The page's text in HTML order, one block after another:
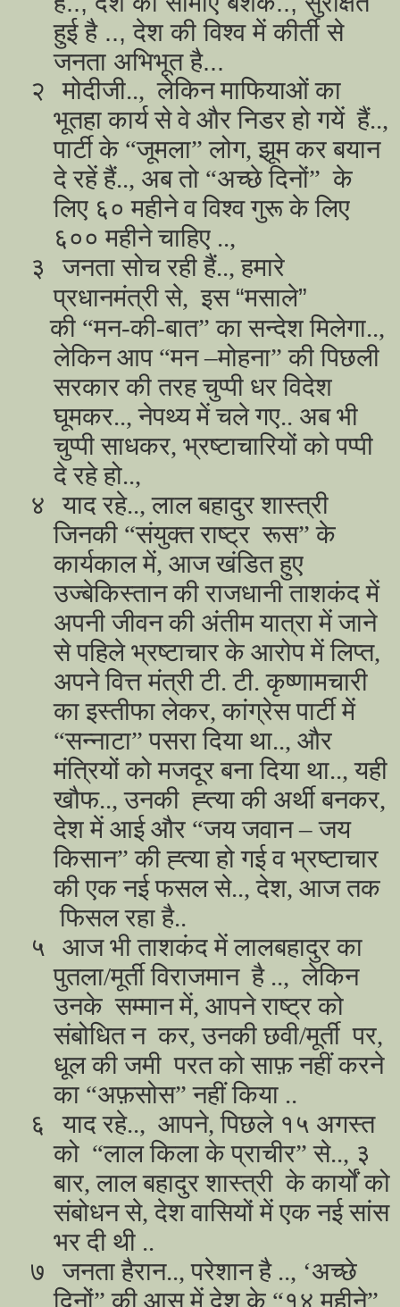
हुई है .., देश की विश्व में कीर्ती से
जनता अभिभूत है...
२ मोदीजी.., लेकिन माफियाओं का
भूतहा कार्य से वे और निडर हो गयें हैं..,
पार्टी के “जूमला” लोग, झूम कर बयान
दे रहें हैं.., अब तो “अच्छे दिनों” के
लिए ६० महीने व विश्व गुरू के लिए
६०० महीने चाहिए ..,
३
जनता सोच रही हैं.., हमारे
प्रधानमंत्री से, इस “मसाले”
की “मन-की-बात” का सन्देश मिलेगा..,
लेकिन आप “मन –मोहना” की पिछली
सरकार की तरह चुप्पी धर विदेश
घूमकर.., नेपथ्य में चले गए.. अब भी
चुप्पी साधकर, भ्रष्टाचारियों को पप्पी
दे रहे हो..,
४
याद रहे.., लाल बहादुर शास्त्री
जिनकी “संयुक्त राष्ट्र रूस” के
कार्यकाल में, आज खंडित हुए
उज्बेकिस्तान की राजधानी ताशकंद में
अपनी जीवन की अंतीम यात्रा में जाने
से पहिले भ्रष्टाचार के आरोप में लिप्त,
अपने वित्त मंत्री टी. टी. कृष्णामचारी
का इस्तीफा लेकर, कांग्रेस पार्टी में
“सन्नाटा” पसरा दिया था.., और
मंत्रियों को मजदूर बना दिया था.., यही
खौफ.., उनकी ह्त्या की अर्थी बनकर,
देश में आई और “जय जवान – जय
किसान” की ह्त्या हो गई व भ्रष्टाचार
की एक नई फसल से.., देश, आज तक
फिसल रहा है..
५
आज भी ताशकंद में लालबहादुर का
पुतला/मूर्ती विराजमान है .., लेकिन
उनके सम्मान में, आपने राष्ट्र को
संबोधित न कर, उनकी छवी/मूर्ती पर,
धूल की जमी परत को साफ़ नहीं करने
का “अफ़सोस” नहीं किया ..
६
याद रहे.., आपने, पिछले १५ अगस्त
को “लाल किला के प्राचीर” से.., ३
बार, लाल बहादुर शास्त्री के कार्यों को
संबोधन से, देश वासियों में एक नई सांस
भर दी थी ..
७
जनता हैरान.., परेशान है .., ‘अच्छे
दिनों” की आस में देश के “१४ महीने”